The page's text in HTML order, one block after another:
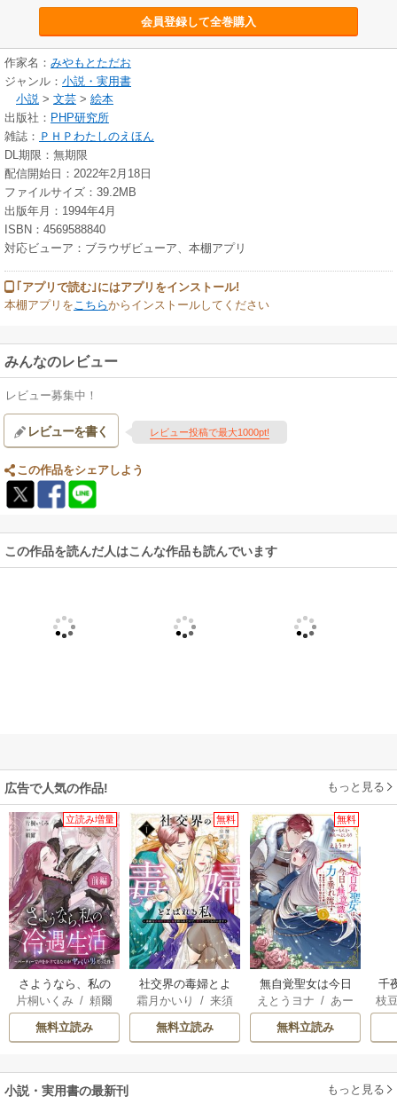
会員登録して全巻購入
作家名： みやもとただお
ジャンル： 小説・実用書
小説 > 文芸 > 絵本
出版社： PHP研究所
雑誌： ＰＨＰわたしのえほん
DL期限：無期限
配信開始日：2022年2月18日
ファイルサイズ：39.2MB
出版年月：1994年4月
ISBN：4569588840
対応ビューア：ブラウザビューア、本棚アプリ
｢アプリで読む｣にはアプリをインストール!
本棚アプリをこちらからインストールしてください
みんなのレビュー
レビュー募集中！
レビューを書く レビュー投稿で最大1000pt!
この作品をシェアしよう
この作品を読んだ人はこんな作品も読んでいます
広告で人気の作品! もっと見る
立読み増量
さようなら、私の
冷遇生活 ～パーテ
ィーで声をかけて
きたのがヤバい男
片桐いくみ /頼爾
無料立読み
無料
社交界の毒婦とよ
ばれる私～素敵な
辺境伯令息に腕を
折られたので、責
す～
霜月かいり /来須
みかん
無料立読み
無料
無自覚聖女は今日
も無意識に力を垂
れ流す ～公爵家
の落ちこぼれ令
を掴み取る～
えとうヨナ /あー
もんど/ あんべよ
しろう
無料立読み
千
国
枝
小説・実用書の最新刊 もっと見る